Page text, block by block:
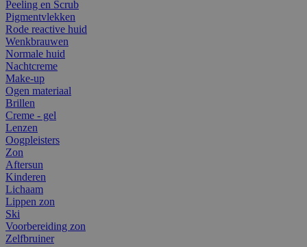
Peeling en Scrub
Pigmentvlekken
Rode reactive huid
Wenkbrauwen
Normale huid
Nachtcreme
Make-up
Ogen materiaal
Brillen
Creme - gel
Lenzen
Oogpleisters
Zon
Aftersun
Kinderen
Lichaam
Lippen zon
Ski
Voorbereiding zon
Zelfbruiner